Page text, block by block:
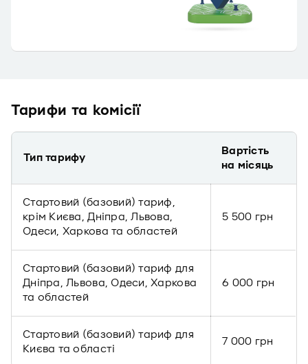
Тарифи та комісії
Тип тарифу
Вартість
на місяць
Стартовий (базовий) тариф,
крім Києва, Дніпра, Львова,
Одеси, Харкова та областей
5 500 грн
Стартовий (базовий) тариф для
Дніпра, Львова, Одеси, Харкова
та областей
6 000 грн
Стартовий (базовий) тариф для
Києва та області
7 000 грн